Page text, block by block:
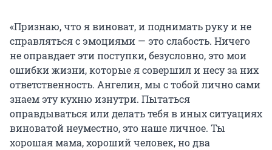
«Признаю, что я виноват, и поднимать руку и не
справляться с эмоциями — это слабость. Ничего
не оправдает эти поступки, безусловно, это мои
ошибки жизни, которые я совершил и несу за них
ответственность. Ангелин, мы с тобой лично сами
знаем эту кухню изнутри. Пытаться
оправдываться или делать тебя в иных ситуациях
виноватой неуместно, это наше личное. Ты
хорошая мама, хороший человек, но два